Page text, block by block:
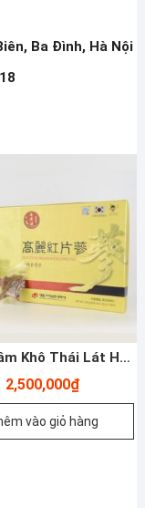
Ba Đình, Hà Nội
Hồng Sâm Khô Thái Lát Hàn Quốc 200gr – Deadong – Yến Sào Plaza
2,500,000₫
vào giỏ hàng